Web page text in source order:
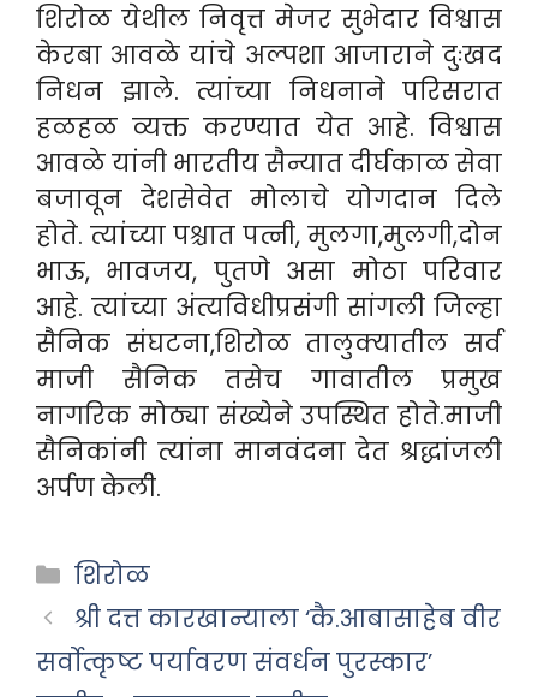
शिरोळ येथील निवृत्त मेजर सुभेदार विश्वास
केरबा आवळे यांचे अल्पशा आजाराने दुःखद
निधन झाले. त्यांच्या निधनाने परिसरात
हळहळ व्यक्त करण्यात येत आहे. विश्वास
आवळे यांनी भारतीय सैन्यात दीर्घकाळ सेवा
बजावून देशसेवेत मोलाचे योगदान दिले
होते. त्यांच्या पश्चात पत्नी, मुलगा,मुलगी,दोन
भाऊ, भावजय, पुतणे असा मोठा परिवार
आहे. त्यांच्या अंत्यविधीप्रसंगी सांगली जिल्हा
सैनिक संघटना,शिरोळ तालुक्यातील सर्व
माजी सैनिक तसेच गावातील प्रमुख
नागरिक मोठ्या संख्येने उपस्थित होते.माजी
सैनिकांनी त्यांना मानवंदना देत श्रद्धांजली
अर्पण केली.
Categories
शिरोळ
श्री दत्त कारखान्याला ‘कै.आबासाहेब वीर
सर्वोत्कृष्ट पर्यावरण संवर्धन पुरस्कार’